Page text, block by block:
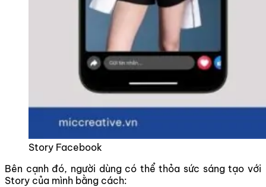
Story Facebook
Bên cạnh đó, người dùng có thể thỏa sức sáng tạo với
Story của mình bằng cách: